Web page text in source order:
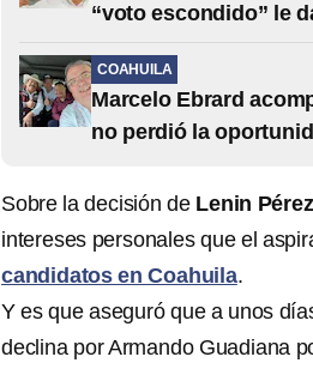
“voto escondido” le
COAHUILA
Marcelo Ebrard
no perdió la
Sobre la decisión de Lenin Pérez
intereses personales que el
candidatos en Coahuila.
Y es que aseguró que a unos
declina por Armando Guadiana